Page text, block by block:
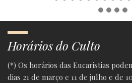
Horários do Culto
(*) Os horários das Eucaristias
dias 21 de março e 11 de julho e de